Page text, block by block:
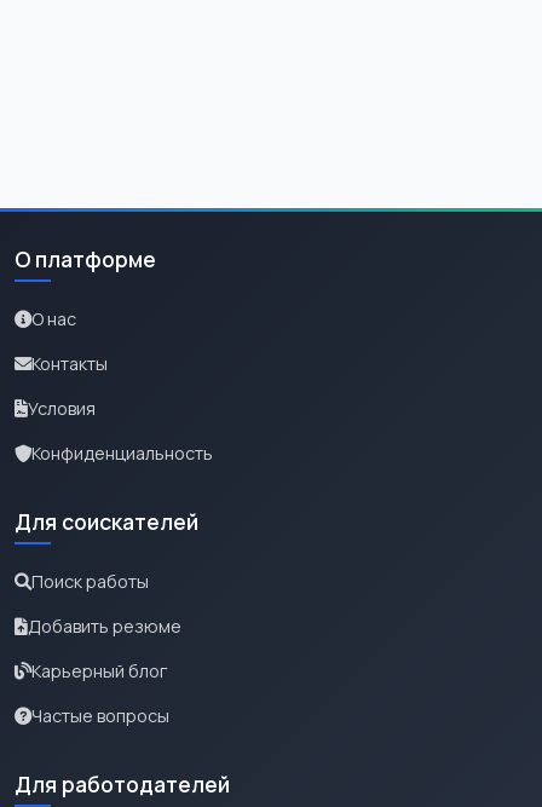
О платформе
О нас
Контакты
Условия
Конфиденциальность
Для соискателей
Поиск работы
Добавить резюме
Карьерный блог
Частые вопросы
Для работодателей